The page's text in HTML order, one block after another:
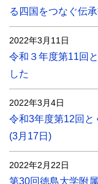
る四国をつなぐ伝
2022年3月11日
令和３年度第11回
した
2022年3月4日
令和3年度第12回と
(3月17日)
2022年2月22日
第30回徳島大学附